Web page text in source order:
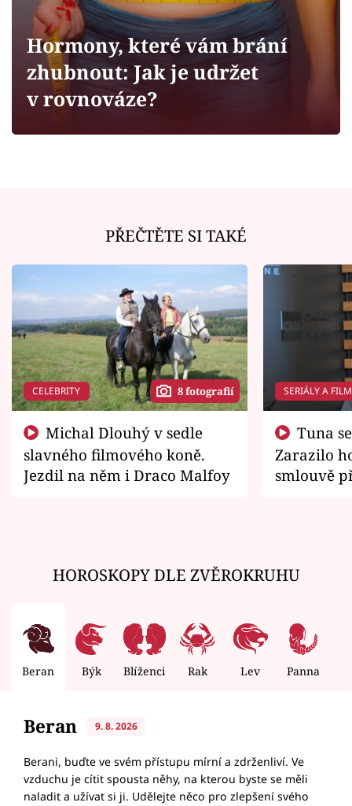
Sledujte prima+
Filmový festival Karlovy Vary
Sledujte nás
Hormony, které vám brání
zhubnout: Jak je udržet
v rovnováze?
PŘEČTĚTE SI TAKÉ
CELEBRITY 8 fotografií
slavného filmového koně.
Jezdil na něm i Draco Malfoy
SERIÁLY A
Zarazilo
smlouvě
HOROSKOPY DLE ZVĚROKRUHU
Beran Býk Blíženci Rak Lev Panna
Beran 9. 8. 2026
Berani, buďte ve svém přístupu mírní a zdrženliví. Ve
vzduchu je cítit spousta něhy, na kterou byste se měli
naladit a užívat si ji. Udělejte něco pro zlepšení svého